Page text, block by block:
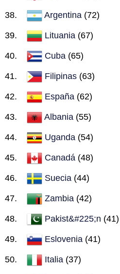
Argentina (72)
Lituania (67)
Cuba (65)
Filipinas (63)
España (62)
Albania (55)
Uganda (54)
Canadá (48)
Suecia (44)
Zambia (42)
Pakist&#225;n (41)
Eslovenia (41)
Italia (37)